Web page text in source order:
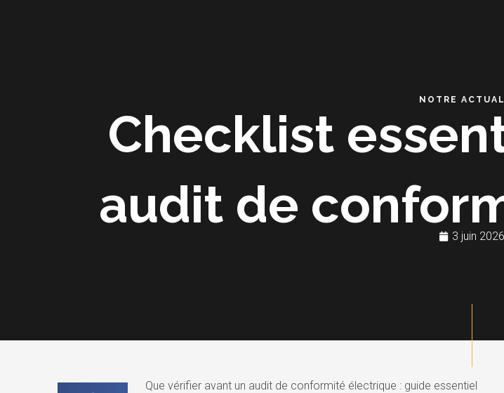
NOTRE
Checklist
audit de
3 juin 2026
Que vérifier avant un audit de conformité électrique : guide essentiel